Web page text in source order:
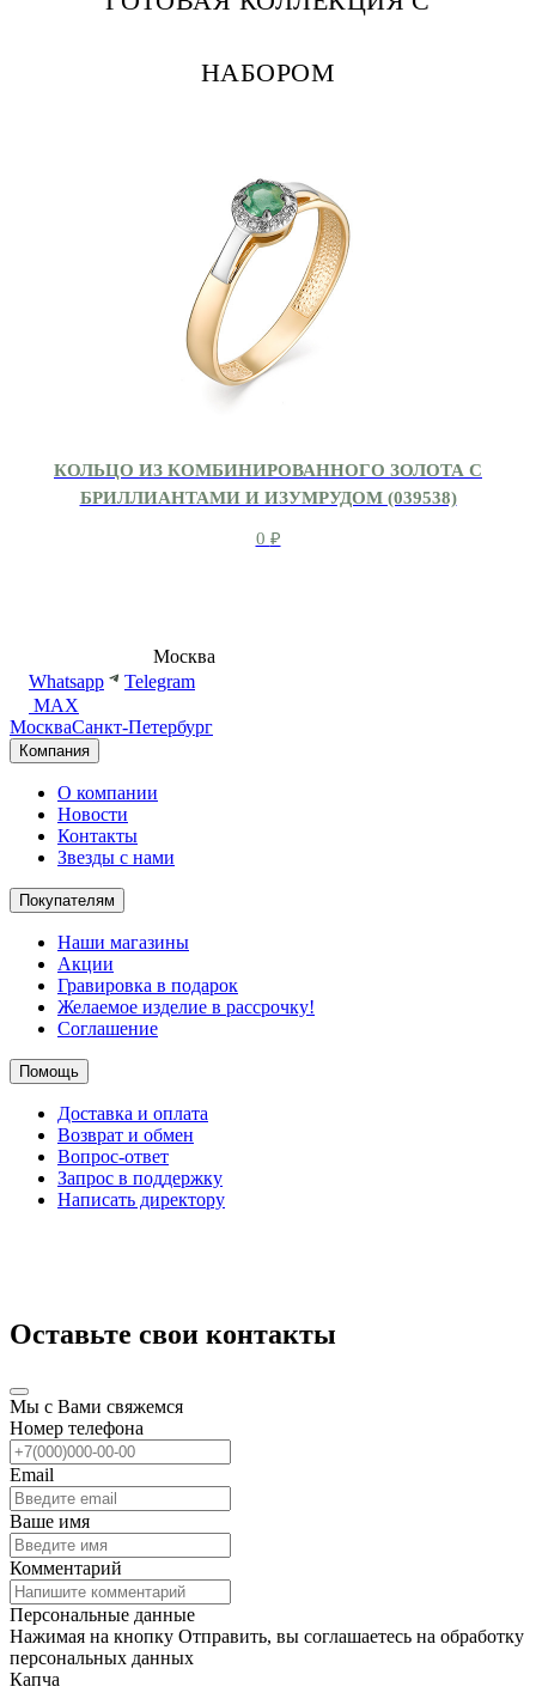
НАБОРОМ
КОЛЬЦО ИЗ КОМБИНИРОВАННОГО ЗОЛОТА С
БРИЛЛИАНТАМИ И ИЗУМРУДОМ (039538)
0 ₽
Москва
Whatsapp
Telegram
MAX
МоскваСанкт-Петербург
Компания
О компании
Новости
Контакты
Звезды с нами
Покупателям
Наши магазины
Акции
Гравировка в подарок
Желаемое изделие в рассрочку!
Соглашение
Помощь
Доставка и оплата
Возврат и обмен
Вопрос-ответ
Запрос в поддержку
Написать директору
Оставьте свои контакты
Мы с Вами свяжемся
Номер телефона
Email
Ваше имя
Комментарий
Персональные данные
Нажимая на кнопку Отправить, вы соглашаетесь на обработку
персональных данных
Капча